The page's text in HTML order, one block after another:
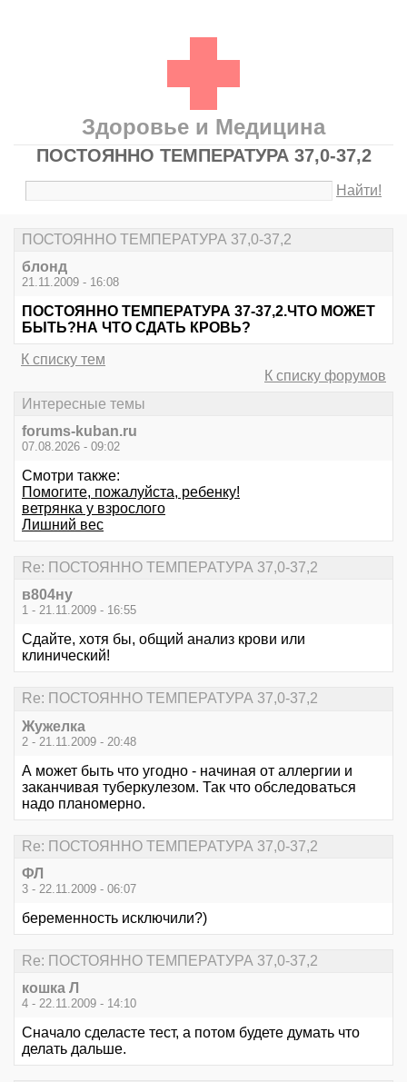
Здоровье и Медицина
ПОСТОЯННО ТЕМПЕРАТУРА 37,0-37,2
Найти!
ПОСТОЯННО ТЕМПЕРАТУРА 37,0-37,2
блонд
21.11.2009 - 16:08
ПОСТОЯННО ТЕМПЕРАТУРА 37-37,2.ЧТО МОЖЕТ
БЫТЬ?НА ЧТО СДАТЬ КРОВЬ?
К списку тем
К списку форумов
Интересные темы
forums-kuban.ru
07.08.2026 - 09:02
Смотри также:
Помогите, пожалуйста, ребенку!
ветрянка у взрослого
Лишний вес
Re: ПОСТОЯННО ТЕМПЕРАТУРА 37,0-37,2
в804ну
1 - 21.11.2009 - 16:55
Сдайте, хотя бы, общий анализ крови или
клинический!
Re: ПОСТОЯННО ТЕМПЕРАТУРА 37,0-37,2
Жужелка
2 - 21.11.2009 - 20:48
А может быть что угодно - начиная от аллергии и
заканчивая туберкулезом. Так что обследоваться
надо планомерно.
Re: ПОСТОЯННО ТЕМПЕРАТУРА 37,0-37,2
ФЛ
3 - 22.11.2009 - 06:07
беременность исключили?)
Re: ПОСТОЯННО ТЕМПЕРАТУРА 37,0-37,2
кошка Л
4 - 22.11.2009 - 14:10
Сначало сделасте тест, а потом будете думать что
делать дальше.